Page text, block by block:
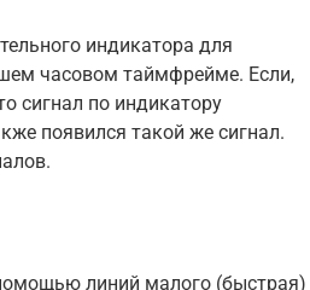
индикатора для
часовом таймфрейме. Если,
сигнал по индикатору
появился такой же сигнал.
линий малого (быстрая)